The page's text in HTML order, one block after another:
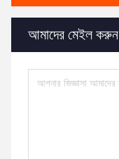
আমাদের মেইল করুন